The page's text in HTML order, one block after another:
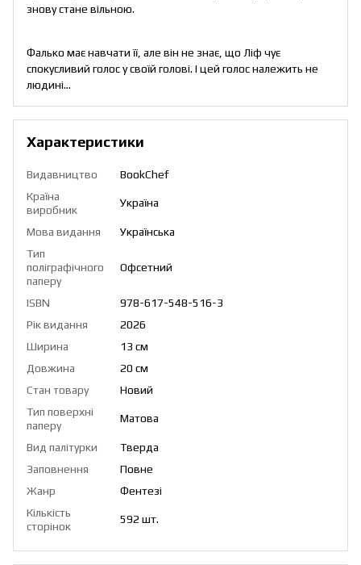
знову стане вільною.
Фалько має навчати її, але він не знає, що Ліф чує
спокусливий голос у своїй голові. І цей голос належить не
людині…
Характеристики
Видавництво
BookChef
Країна
виробник
Україна
Мова видання
Українська
Тип
поліграфічного
паперу
Офсетний
ISBN
978-617-548-516-3
Рік видання
2026
Ширина
13 см
Довжина
20 см
Стан товару
Новий
Тип поверхні
паперу
Матова
Вид палітурки
Тверда
Заповнення
Повне
Жанр
Фентезі
Кількість
сторінок
592 шт.